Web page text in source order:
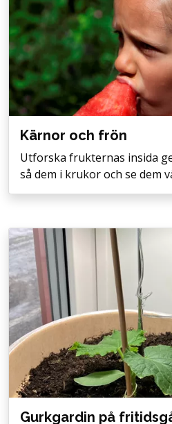
Kärnor och frön
Utforska frukternas insida
så dem i krukor och se dem
Gurkgardin på